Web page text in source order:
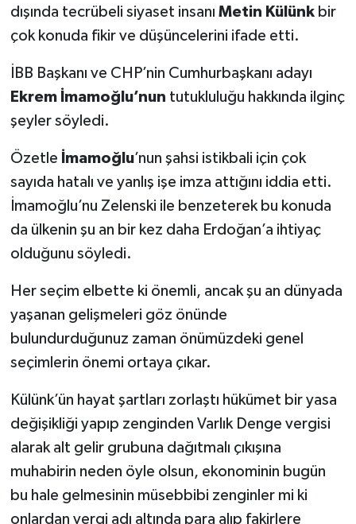
dışında tecrübeli siyaset insanı Metin Külünk bir
çok konuda fikir ve düşüncelerini ifade etti.
İBB Başkanı ve CHP’nin Cumhurbaşkanı adayı
Ekrem İmamoğlu’nun tutukluluğu hakkında ilginç
şeyler söyledi.
Özetle İmamoğlu’nun şahsi istikbali için çok
sayıda hatalı ve yanlış işe imza attığını iddia etti.
İmamoğlu’nu Zelenski ile benzeterek bu konuda
da ülkenin şu an bir kez daha Erdoğan’a ihtiyaç
olduğunu söyledi.
Her seçim elbette ki önemli, ancak şu an dünyada
yaşanan gelişmeleri göz önünde
bulundurduğunuz zaman önümüzdeki genel
seçimlerin önemi ortaya çıkar.
Külünk’ün hayat şartları zorlaştı hükümet bir yasa
değişikliği yapıp zenginden Varlık Denge vergisi
alarak alt gelir grubuna dağıtmalı çıkışına
muhabirin neden öyle olsun, ekonominin bugün
bu hale gelmesinin müsebbibi zenginler mi ki
onlardan vergi adı altında para alıp fakirlere